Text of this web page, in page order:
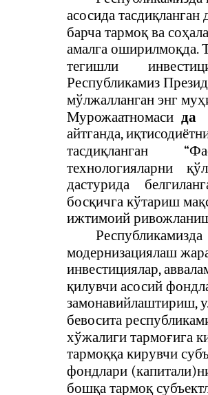
асосида
барча тармоқ ва
амалга оширилмоқда.
тегишли
Республикамиз
мўлжалланган энг
Мурожаатномаси да
айтганда,
тасдиқланган
технологияларни
дастурида
босқичга кўтариш
ижтимоий
Республикамизда
модернизациялаш
инвестициялар,
қилувчи асосий
замонавийлаштириш,
бевосита
хўжалиги тармоғига
тармоққа кирувчи
фондлари
бошқа тармоқ